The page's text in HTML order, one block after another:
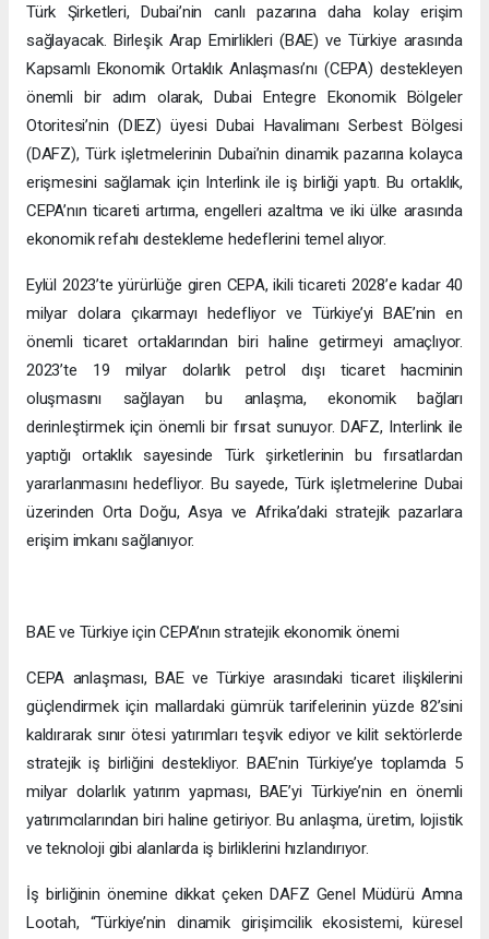
Türk Şirketleri, Dubai’nin canlı pazarına daha kolay erişim
sağlayacak. Birleşik Arap Emirlikleri (BAE) ve Türkiye arasında
Kapsamlı Ekonomik Ortaklık Anlaşması’nı (CEPA) destekleyen
önemli bir adım olarak, Dubai Entegre Ekonomik Bölgeler
Otoritesi’nin (DIEZ) üyesi Dubai Havalimanı Serbest Bölgesi
(DAFZ), Türk işletmelerinin Dubai’nin dinamik pazarına kolayca
erişmesini sağlamak için Interlink ile iş birliği yaptı. Bu ortaklık,
CEPA’nın ticareti artırma, engelleri azaltma ve iki ülke arasında
ekonomik refahı destekleme hedeflerini temel alıyor.
Eylül 2023’te yürürlüğe giren CEPA, ikili ticareti 2028’e kadar 40
milyar dolara çıkarmayı hedefliyor ve Türkiye’yi BAE’nin en
önemli ticaret ortaklarından biri haline getirmeyi amaçlıyor.
2023’te 19 milyar dolarlık petrol dışı ticaret hacminin
oluşmasını sağlayan bu anlaşma, ekonomik bağları
derinleştirmek için önemli bir fırsat sunuyor. DAFZ, Interlink ile
yaptığı ortaklık sayesinde Türk şirketlerinin bu fırsatlardan
yararlanmasını hedefliyor. Bu sayede, Türk işletmelerine Dubai
üzerinden Orta Doğu, Asya ve Afrika’daki stratejik pazarlara
erişim imkanı sağlanıyor.
BAE ve Türkiye için CEPA’nın stratejik ekonomik önemi
CEPA anlaşması, BAE ve Türkiye arasındaki ticaret ilişkilerini
güçlendirmek için mallardaki gümrük tarifelerinin yüzde 82’sini
kaldırarak sınır ötesi yatırımları teşvik ediyor ve kilit sektörlerde
stratejik iş birliğini destekliyor. BAE’nin Türkiye’ye toplamda 5
milyar dolarlık yatırım yapması, BAE’yi Türkiye’nin en önemli
yatırımcılarından biri haline getiriyor. Bu anlaşma, üretim, lojistik
ve teknoloji gibi alanlarda iş birliklerini hızlandırıyor.
İş birliğinin önemine dikkat çeken DAFZ Genel Müdürü Amna
Lootah, “Türkiye’nin dinamik girişimcilik ekosistemi, küresel